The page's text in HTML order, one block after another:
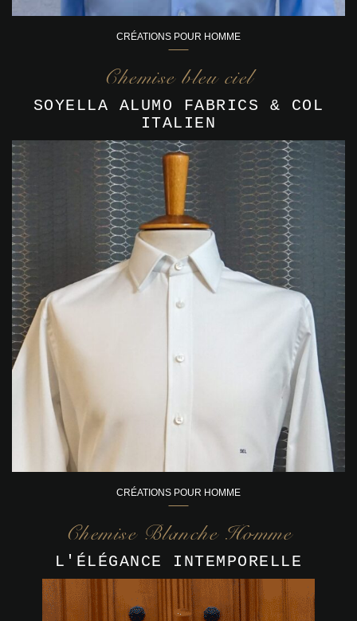
CRÉATIONS POUR HOMME
Chemise bleu ciel
SOYELLA ALUMO FABRICS & COL
ITALIEN
CRÉATIONS POUR HOMME
Chemise Blanche Homme
L'ÉLÉGANCE INTEMPORELLE